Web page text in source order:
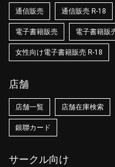
通信販売 通信販売 R-18
電子書籍販売 電子書籍販
女性向け電子書籍販売 R-18
店舗
店舗一覧 店舗在庫検索
銀聯カード
サークル向け